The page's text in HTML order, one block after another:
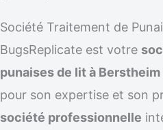
Société Traitement de
BugsReplicate est votre
punaises de lit à Berstheim
pour son expertise et son
société professionnelle